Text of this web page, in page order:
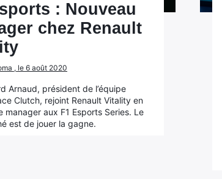
: Nouveau
chez Renault
, le 6 août 2020
Arnaud, président de l’équipe
Clutch, rejoint Renault Vitality en
manager aux F1 Esports Series. Le
est de jouer la gagne.